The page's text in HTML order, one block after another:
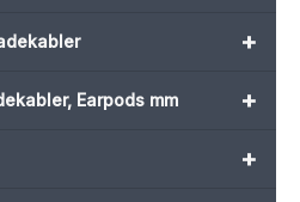
+
+
Earpods mm
+